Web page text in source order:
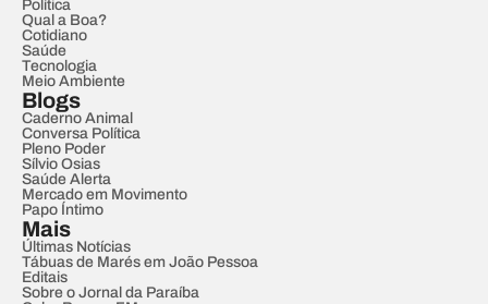
Política
Qual a Boa?
Cotidiano
Saúde
Tecnologia
Meio Ambiente
Blogs
Caderno Animal
Conversa Política
Pleno Poder
Sílvio Osias
Saúde Alerta
Mercado em Movimento
Papo Íntimo
Mais
Últimas Notícias
Tábuas de Marés em João Pessoa
Editais
Sobre o Jornal da Paraíba